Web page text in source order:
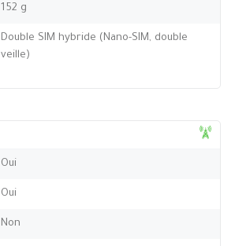
152 g
Double SIM hybride (Nano-SIM, double
veille)
Oui
Oui
Non